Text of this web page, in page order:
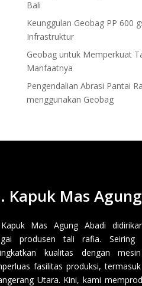
Bali
Keunggulan Geobag PP 600
Infrastruktur
Geobag untuk Memperkuat
Manfaatnya
Pengendalian Abrasi Pantai
menggunakan Geobag
Kapuk Mas
Mas Agung Abadi
produsen tali rafia. Seiring
kualitas dengan
fasilitas produksi,
Utara. Kini, kami